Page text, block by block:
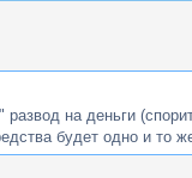
на деньги
будет одно и то